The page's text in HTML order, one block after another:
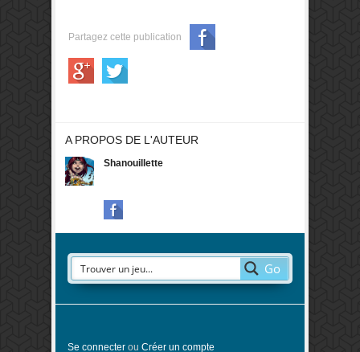
Partagez cette publication
A PROPOS DE L'AUTEUR
Shanouillette
Go
Se connecter ou Créer un compte